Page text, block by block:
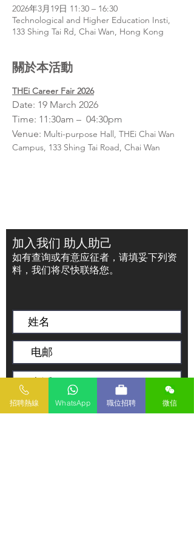
2026年3月19日 11:30 – 16:30
Technological and Higher Education Insti,
133 Shing Tai Rd, Chai Wan, Hong Kong
關於本活動
THEi Career Fair 2026
Date: 19 March 2026
Time: 11:30am –  04:30pm
Venue: Multi-purpose Hall, THEi Chai Wan
Campus, 133 Shing Tai Road, Chai Wan
加入我们 助人助己
如有查询或有意应征者，请填妥下列资
料，我们将尽快联络您。
招聘熱線 WhatsApp 職位招聘 微信